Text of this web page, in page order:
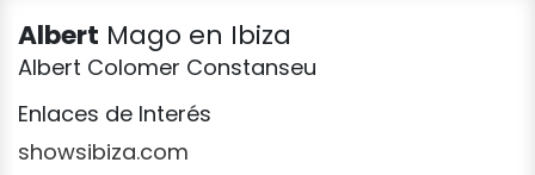
Albert Mago en Ibiza
Albert Colomer Constanseu
Enlaces de Interés
showsibiza.com